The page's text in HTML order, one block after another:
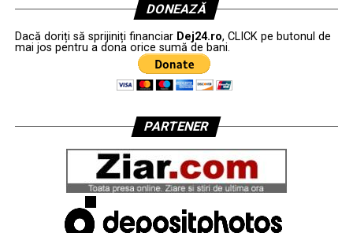
DONEAZĂ
Dacă doriți să sprijiniți financiar Dej24.ro, CLICK pe butonul de
mai jos pentru a dona orice sumă de bani.
PARTENER